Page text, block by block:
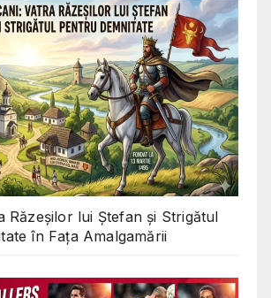
Răzeșilor lui Ștefan și Strigătul
în Fața Amalgamării